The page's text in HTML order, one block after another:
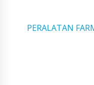
PERALATAN